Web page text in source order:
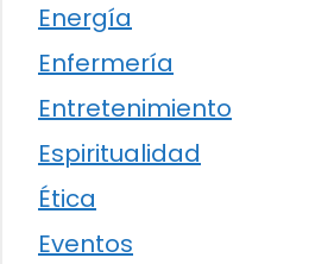
Energía
Enfermería
Entretenimiento
Espiritualidad
Ética
Eventos